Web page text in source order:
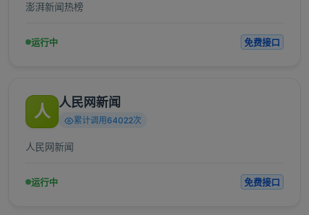
澎湃新闻热榜
运行中 免费接口
人 人民网新闻
累计调用64022次
人民网新闻
运行中 免费接口